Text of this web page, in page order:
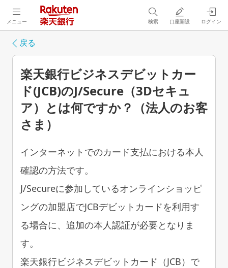
メニュー 検索 口座開設 ログイン
戻る
楽天銀行ビジネスデビットカー
ド(JCB)のJ/Secure（3Dセキュ
ア）とは何ですか？（法人のお客
さま）
インターネットでのカード支払における本人
確認の方法です。
J/Secureに参加しているオンラインショッピ
ングの加盟店でJCBデビットカードを利用す
る場合に、追加の本人認証が必要となりま
す。
楽天銀行ビジネスデビットカード（JCB）で